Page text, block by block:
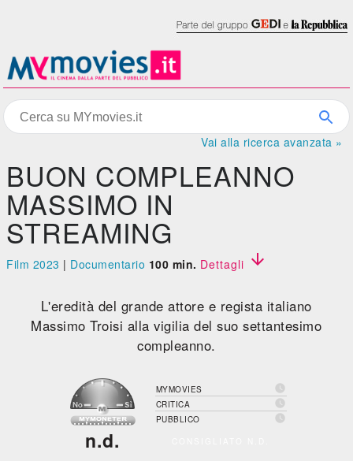
Vai alla ricerca avanzata »
BUON COMPLEANNO
MASSIMO IN
STREAMING
Film 2023 | Documentario 100 min. Dettagli 
L'eredità del grande attore e regista italiano
Massimo Troisi alla vigilia del suo settantesimo
compleanno.
n.d.
MYMOVIES 
CRITICA 
PUBBLICO 